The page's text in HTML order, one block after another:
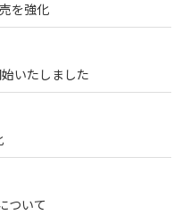
を強化
いたしました
ついて